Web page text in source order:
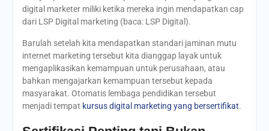
digital marketer miliki ketika mereka ingin mendapatkan cap
dari LSP Digital marketing (baca: LSP Digital).
Barulah setelah kita mendapatkan standari jaminan mutu
internet marketing tersebut kita dianggap layak untuk
mengaplikasikan kemampuan untuk perusahaan, atau
bahkan mengajarkan kemampuan tersebut kepada
masyarakat. Otomatis lembaga pendidikan tersebut
menjadi tempat kursus digital marketing yang bersertifikat.